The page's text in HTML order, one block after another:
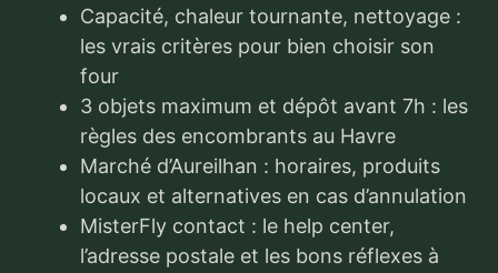
Capacité, chaleur tournante, nettoyage :
les vrais critères pour bien choisir son
four
3 objets maximum et dépôt avant 7h : les
règles des encombrants au Havre
Marché d’Aureilhan : horaires, produits
locaux et alternatives en cas d’annulation
MisterFly contact : le help center,
l’adresse postale et les bons réflexes à